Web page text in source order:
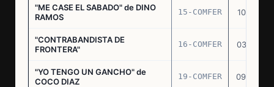
"ME CASE EL SABADO" de DINO
RAMOS
15-COMFER 10.10.74
"CONTRABANDISTA DE
FRONTERA"
16-COMFER 03.12.74
"YO TENGO UN GANCHO" de
COCO DIAZ
19-COMFER 09.01.75